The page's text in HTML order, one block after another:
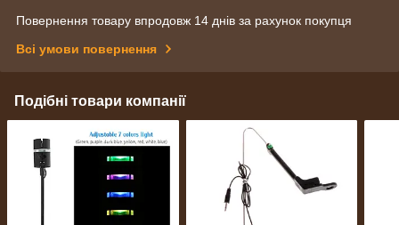
Повернення товару впродовж 14 днів за рахунок покупця
Всі умови повернення
Подібні товари компанії